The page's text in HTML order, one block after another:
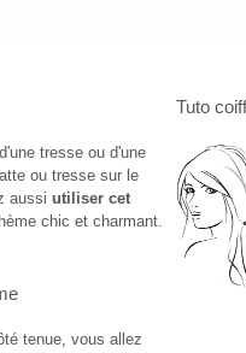
tresse ou d'une
ou tresse sur le
aussi utiliser cet
chic et charmant.
tenue, vous allez
Tuto